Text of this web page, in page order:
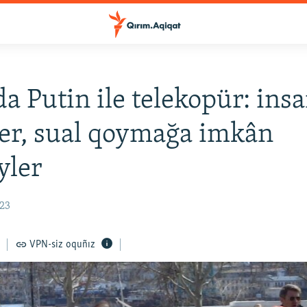
Putin ile telekopür:
sual qoymağa imkân
VPN-siz oquñız